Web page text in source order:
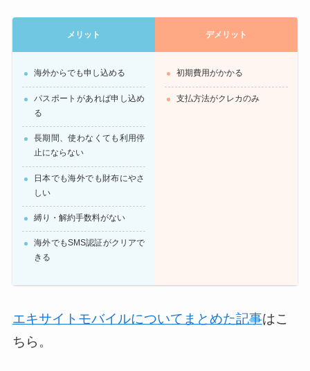
メリット
海外からでも申し込める
パスポートがあれば申し込め
る
長期間、使わなくても利用停
止にならない
日本でも海外でも財布にやさ
しい
縛り・解約手数料がない
海外でもSMS認証がクリアで
きる
デメリット
初期費用がかかる
支払方法がクレカのみ
エキサイトモバイルについてまとめた記事はこ
ちら。